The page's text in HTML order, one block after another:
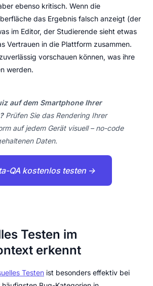
ebenso kritisch. Wenn die
das Ergebnis falsch anzeigt (der
im Editor, der Studierende sieht etwas
Vertrauen in die Plattform zusammen.
vorschauen können, was ihre
werden.
auf dem Smartphone Ihrer
Prüfen Sie das Rendering Ihrer
auf jedem Gerät visuell – no-code
Daten.
QA kostenlos testen →
Testen im
erkennt
Testen ist besonders effektiv bei